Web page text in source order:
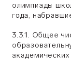
олимпиады
года,
3.3.1. Общее